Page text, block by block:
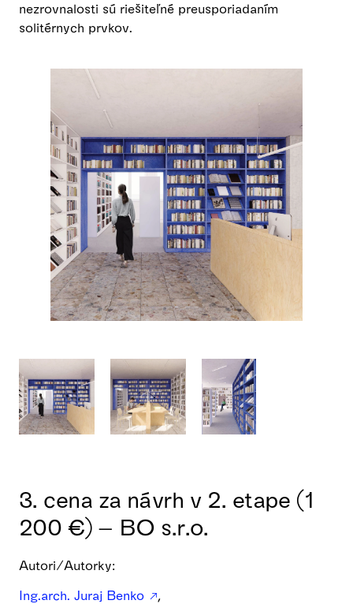
nezrovnalosti sú riešiteľné preusporiadaním
solitérnych prvkov.
3. cena za návrh v 2. etape (1
200 €) – BO s.r.o.
Autori/Autorky:
Ing.arch. Juraj Benko